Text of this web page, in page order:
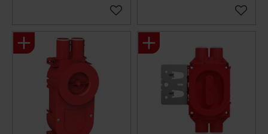
Gem som favorit Gem